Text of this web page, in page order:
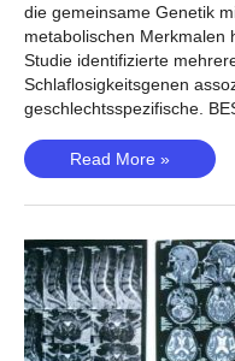
die gemeinsame Genetik
metabolischen Merkmalen
Studie identifizierte
Schlaflosigkeitsgenen
geschlechtsspezifische.
Schlaflosigkeit
(Lane,
2016)
Ist
Schlaflosigkeit
genetisch
bedingt?
Read More »